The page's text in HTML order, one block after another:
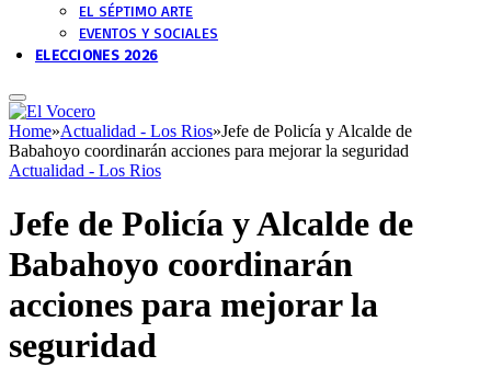
EL SÉPTIMO ARTE
EVENTOS Y SOCIALES
ELECCIONES 2026
Home»Actualidad - Los Rios»Jefe de Policía y Alcalde de
Babahoyo coordinarán acciones para mejorar la seguridad
Actualidad - Los Rios
Jefe de Policía y Alcalde de
Babahoyo coordinarán
acciones para mejorar la
seguridad